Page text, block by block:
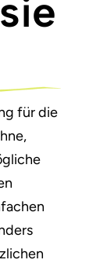
für die